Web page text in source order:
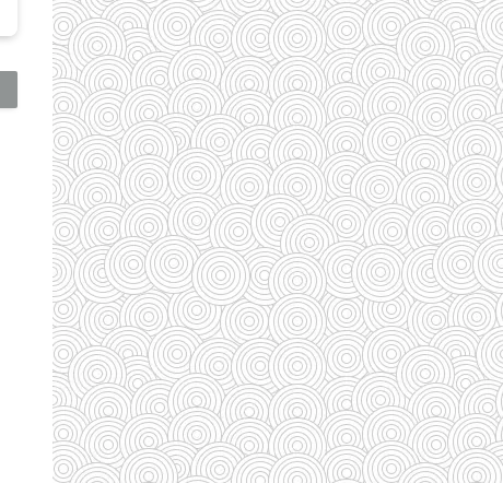
(185)
(29)
(128)
(33)
(33)
(35)
(58)
(95)
(83)
(39)